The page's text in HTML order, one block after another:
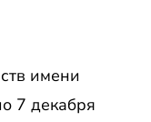
имени
7 декабря